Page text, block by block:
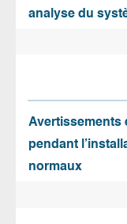
analyse du
Avertissements
pendant
normaux